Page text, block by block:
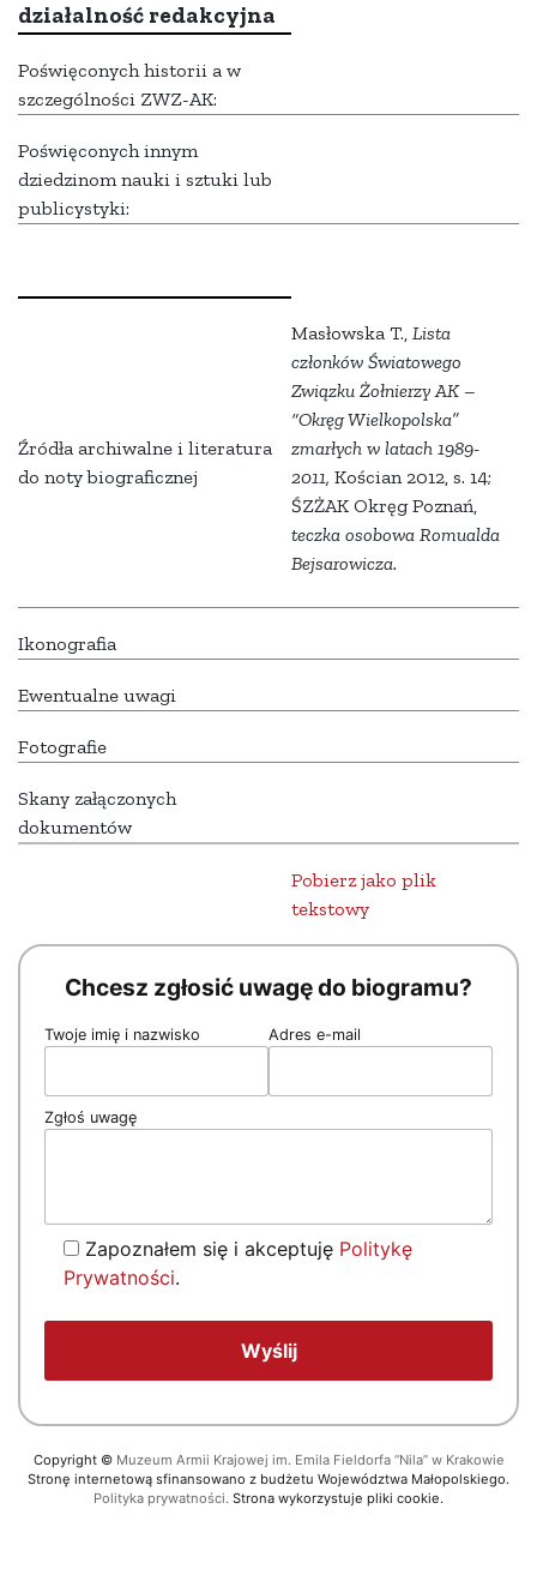
działalność redakcyjna
Poświęconych historii a w
szczególności ZWZ-AK:
Poświęconych innym
dziedzinom nauki i sztuki lub
publicystyki:
Źródła archiwalne i literatura
do noty biograficznej
Masłowska T., Lista
członków Światowego
Związku Żołnierzy AK –
“Okręg Wielkopolska”
zmarłych w latach 1989-
2011, Kościan 2012, s. 14;
ŚZŻAK Okręg Poznań,
teczka osobowa Romualda
Bejsarowicza.
Ikonografia
Ewentualne uwagi
Fotografie
Skany załączonych
dokumentów
Pobierz jako plik
tekstowy
Chcesz zgłosić uwagę do biogramu?
Twoje imię i nazwisko Adres e-mail
Zgłoś uwagę
Zapoznałem się i akceptuję Politykę
Prywatności.
Copyright © Muzeum Armii Krajowej im. Emila Fieldorfa “Nila” w Krakowie
Stronę internetową sfinansowano z budżetu Województwa Małopolskiego.
Polityka prywatności. Strona wykorzystuje pliki cookie.